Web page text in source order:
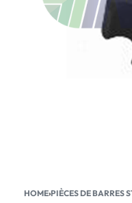
HOME›PIÈCES DE BARRES